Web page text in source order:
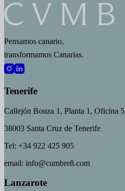
Pensamos canario,
transformamos Canarias.
Tenerife
Callejón Bouza 1, Planta 1, Oficina 5
38003 Santa Cruz de Tenerife
Tel: +34 922 425 905
email: info@cumbre8.com
Lanzarote